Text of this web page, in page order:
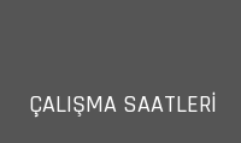
ÇALIŞMA SAATLERI